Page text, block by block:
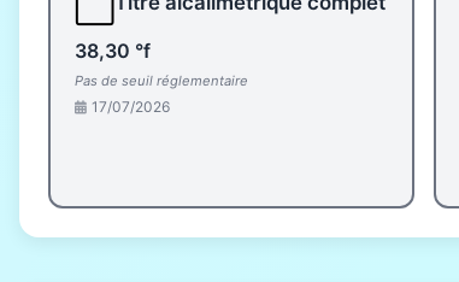
38,30 °f
Pas de seuil réglementaire
17/07/2026